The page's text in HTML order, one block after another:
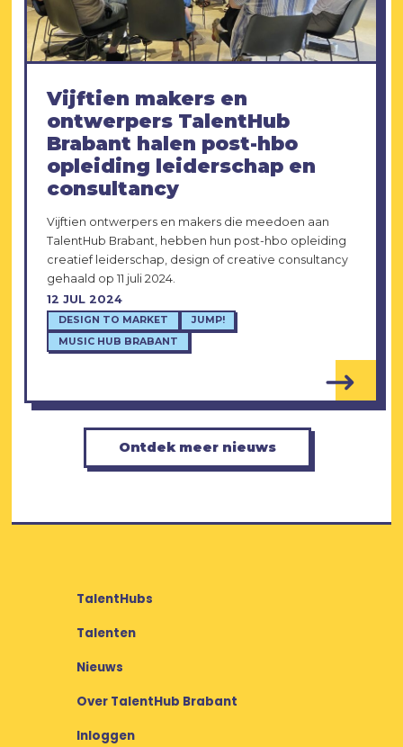
12 JUL 2024
DESIGN TO MARKET
JUMP!
MUSIC HUB BRABANT
Vijftien makers en
ontwerpers TalentHub
Brabant halen post-hbo
opleiding leiderschap en
consultancy
Vijftien ontwerpers en makers die meedoen aan
TalentHub Brabant, hebben hun post-hbo opleiding
creatief leiderschap, design of creative consultancy
gehaald op 11 juli 2024.
Ontdek meer nieuws
TalentHubs
Talenten
Nieuws
Over TalentHub Brabant
Inloggen